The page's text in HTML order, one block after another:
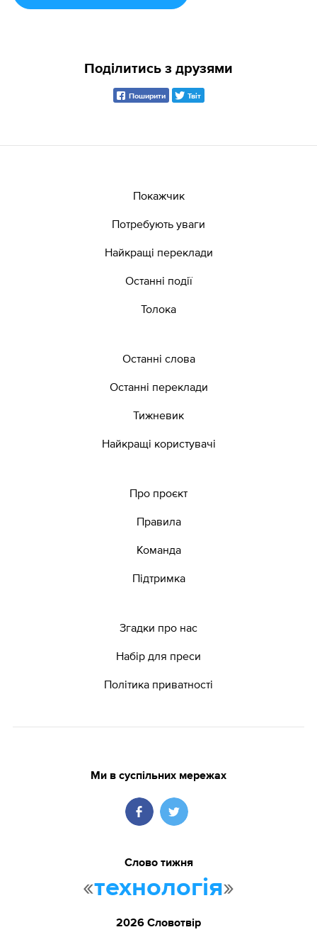
Поділитись з друзями
Поширити Твіт
Покажчик
Потребують уваги
Найкращі переклади
Останні події
Толока
Останні слова
Останні переклади
Тижневик
Найкращі користувачі
Про проєкт
Правила
Команда
Підтримка
Згадки про нас
Набір для преси
Політика приватності
Ми в суспільних мережах
Слово тижня
«технологія»
2026 Словотвір